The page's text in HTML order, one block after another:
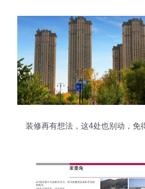
装修再有想法，这4处也别动，免